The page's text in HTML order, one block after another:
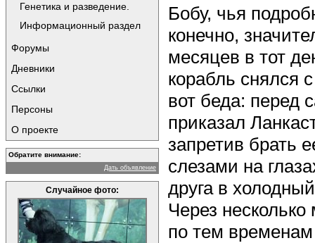
Генетика и разведение.
Информационный раздел
Форумы
Дневники
Ссылки
Персоны
О проекте
Обратите внимание:
Дать объявление
Случайное фото:
Бобу, чья
конечно,
месяцев в тот
корабль снялся
вот беда: перед
приказал
запретив брать
слезами на
друга в
Через
по тем временам